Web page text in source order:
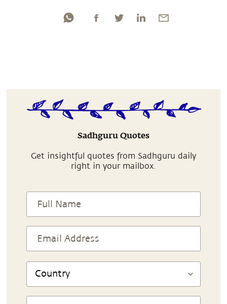
Sadhguru Quotes
Get insightful quotes from Sadhguru daily
right in your mailbox.